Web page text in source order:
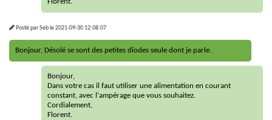
Posté parSeble2021-09-30 12:08:07
Bonjour, Désolé se sont des petites diodes seule dont je parle.
Bonjour,
Dans votre cas il faut utiliser une alimentation en courant
constant, avec l'ampérage que vous souhaitez.
Cordialement,
Florent.